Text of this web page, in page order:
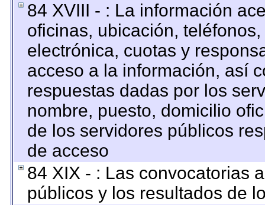
84 XVIII - : La información
oficinas, ubicación,
electrónica, cuotas y
acceso a la información, así
respuestas dadas por los
nombre, puesto, domicilio
de los servidores públicos
de acceso
84 XIX - : Las convocatorias
públicos y los resultados de